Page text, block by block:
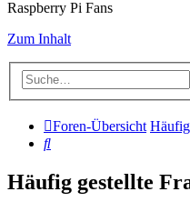
Raspberry Pi Fans
Zum Inhalt
Foren-Übersicht
Suche
Häufig gestellte